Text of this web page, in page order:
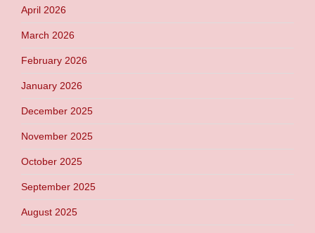
April 2026
March 2026
February 2026
January 2026
December 2025
November 2025
October 2025
September 2025
August 2025